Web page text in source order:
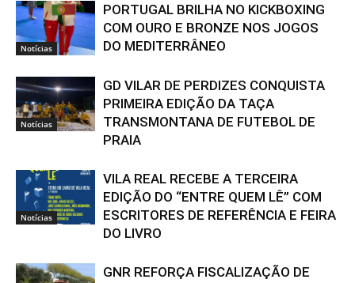
Notícias
PORTUGAL BRILHA NO KICKBOXING
COM OURO E BRONZE NOS JOGOS
DO MEDITERRÂNEO
Notícias
GD VILAR DE PERDIZES CONQUISTA
PRIMEIRA EDIÇÃO DA TAÇA
TRANSMONTANA DE FUTEBOL DE
PRAIA
Notícias
VILA REAL RECEBE A TERCEIRA
EDIÇÃO DO “ENTRE QUEM LÊ” COM
ESCRITORES DE REFERÊNCIA E FEIRA
DO LIVRO
GNR REFORÇA FISCALIZAÇÃO DE